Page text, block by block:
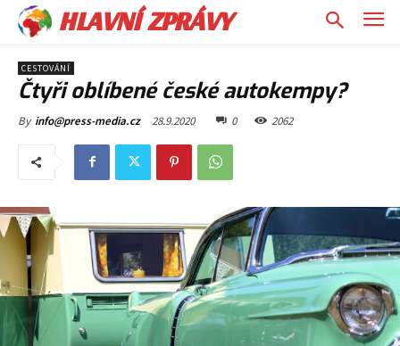
HLAVNÍ ZPRÁVY
CESTOVÁNÍ
Čtyři oblíbené české autokempy?
By info@press-media.cz 28.9.2020 0 2062